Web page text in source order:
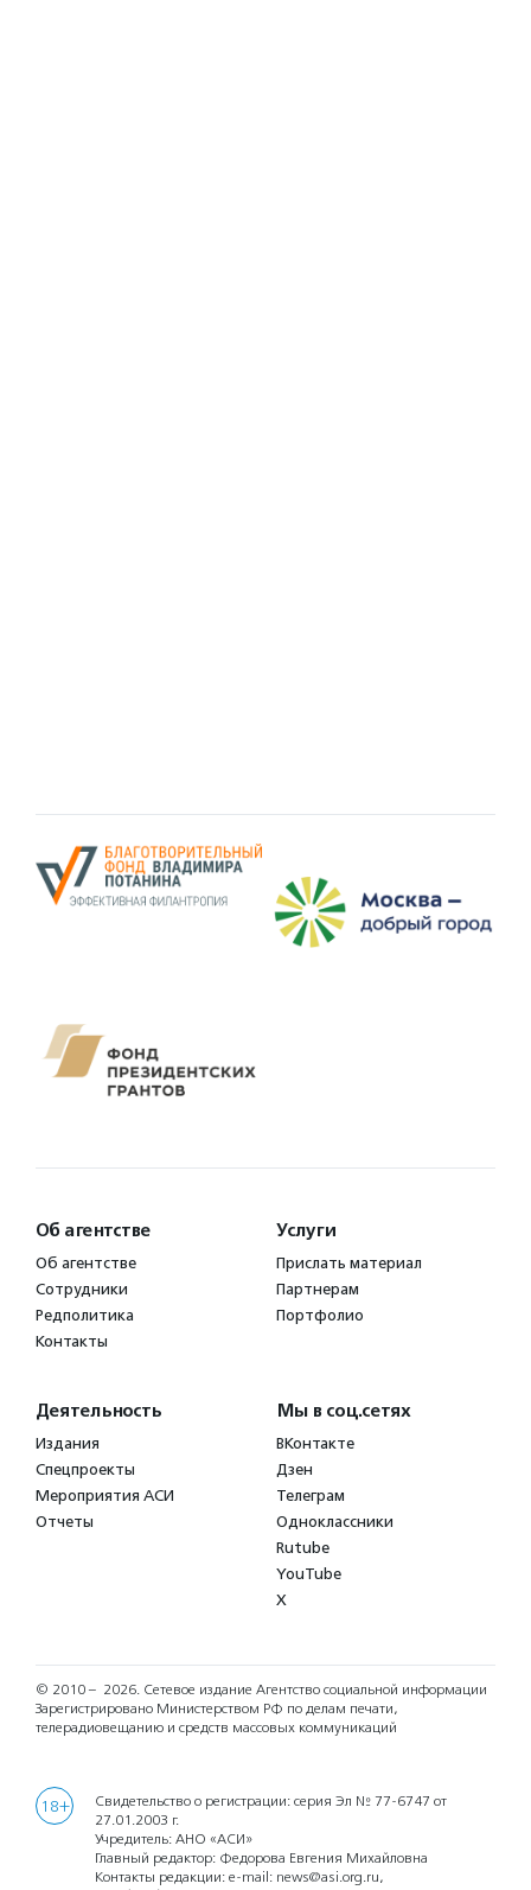
Об агентстве
Об агентстве
Сотрудники
Редполитика
Контакты
Услуги
Прислать материал
Партнерам
Портфолио
Деятельность
Издания
Спецпроекты
Мероприятия АСИ
Отчеты
Мы в соц.сетях
ВКонтакте
Дзен
Телеграм
Одноклассники
Rutube
YouTube
X
© 2010 – 2026. Сетевое издание Агентство социальной информации
Зарегистрировано Министерством РФ по делам печати,
телерадиовещанию и средств массовых коммуникаций
18+
Свидетельство о регистрации: серия Эл № 77-6747 от
27.01.2003 г.
Учредитель: АНО «АСИ»
Главный редактор: Федорова Евгения Михайловна
Контакты редакции: e-mail: news@asi.org.ru,